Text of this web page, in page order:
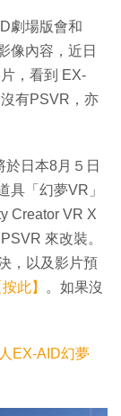
劇場版會和
像內容，近日
，看到 EX-
有PSVR，亦
於日本8月５日
具「幻夢VR」
Creator VR X
來改裝。
，以及影片預
按此】
。如果沒
EX-AID幻夢